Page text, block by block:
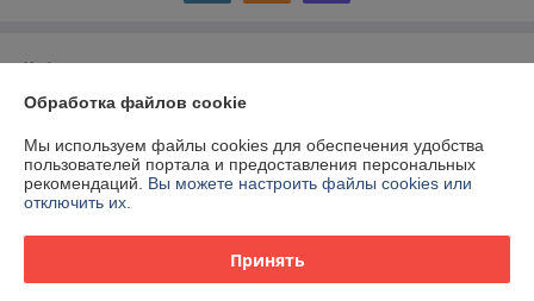
Информация для покупателя
Юридическое лицо:ООО "Панкор-Трейдинг"
Регистрационный номер ЕГР: 192568422
УНП: 192568422
Регистрационный орган: Минский городской исполнительный комитет,
Обработка файлов cookie
Мы используем файлы cookies для обеспечения удобства
пользователей портала и предоставления персональных
рекомендаций. Вы можете настроить файлы cookies или
отключить их.
Принять